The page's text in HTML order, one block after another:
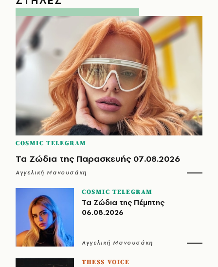
COSMIC TELEGRAM
Τα Ζώδια της Παρασκευής 07.08.2026
Αγγελική Μανουσάκη
COSMIC TELEGRAM
Τα Ζώδια της Πέμπτης
06.08.2026
Αγγελική Μανουσάκη
THESS VOICE